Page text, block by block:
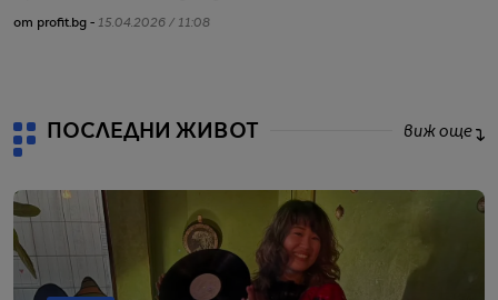
от profit.bg - 15.04.2026 / 11:08
ПОСЛЕДНИ ЖИВОТ виж още